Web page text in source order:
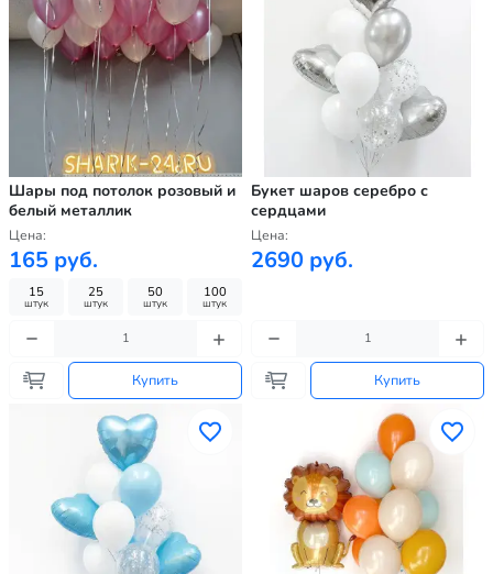
Шары под потолок розовый и
белый металлик
Цена:
165 руб.
15
штук
25
штук
50
штук
100
штук
Купить
Букет шаров серебро с
сердцами
Цена:
2690 руб.
Купить